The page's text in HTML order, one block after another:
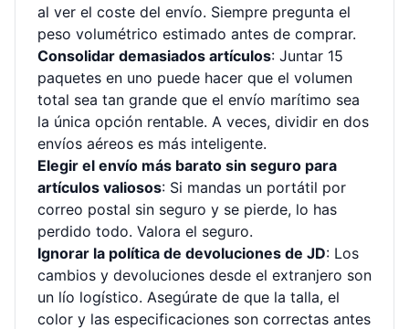
al ver el coste del envío. Siempre pregunta el
peso volumétrico estimado antes de comprar.
Consolidar demasiados artículos: Juntar 15
paquetes en uno puede hacer que el volumen
total sea tan grande que el envío marítimo sea
la única opción rentable. A veces, dividir en dos
envíos aéreos es más inteligente.
Elegir el envío más barato sin seguro para
artículos valiosos: Si mandas un portátil por
correo postal sin seguro y se pierde, lo has
perdido todo. Valora el seguro.
Ignorar la política de devoluciones de JD: Los
cambios y devoluciones desde el extranjero son
un lío logístico. Asegúrate de que la talla, el
color y las especificaciones son correctas antes